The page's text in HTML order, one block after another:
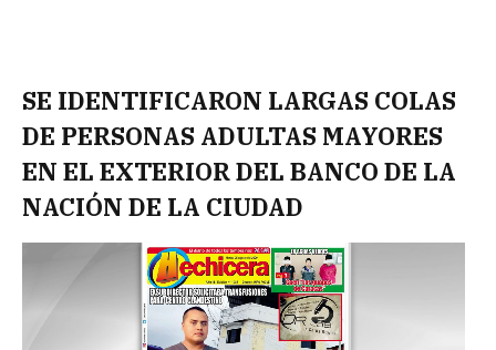
SE IDENTIFICARON LARGAS COLAS
DE PERSONAS ADULTAS MAYORES
EN EL EXTERIOR DEL BANCO DE LA
NACIÓN DE LA CIUDAD